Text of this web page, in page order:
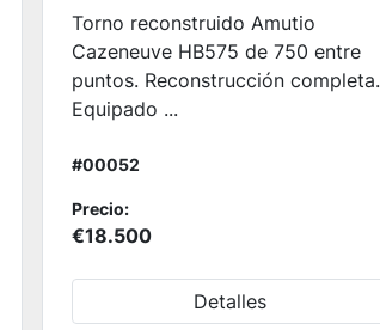
Torno reconstruido Amutio
Cazeneuve HB575 de 750 entre
puntos. Reconstrucción completa.
Equipado ...
#00052
Precio:
€18.500
Detalles